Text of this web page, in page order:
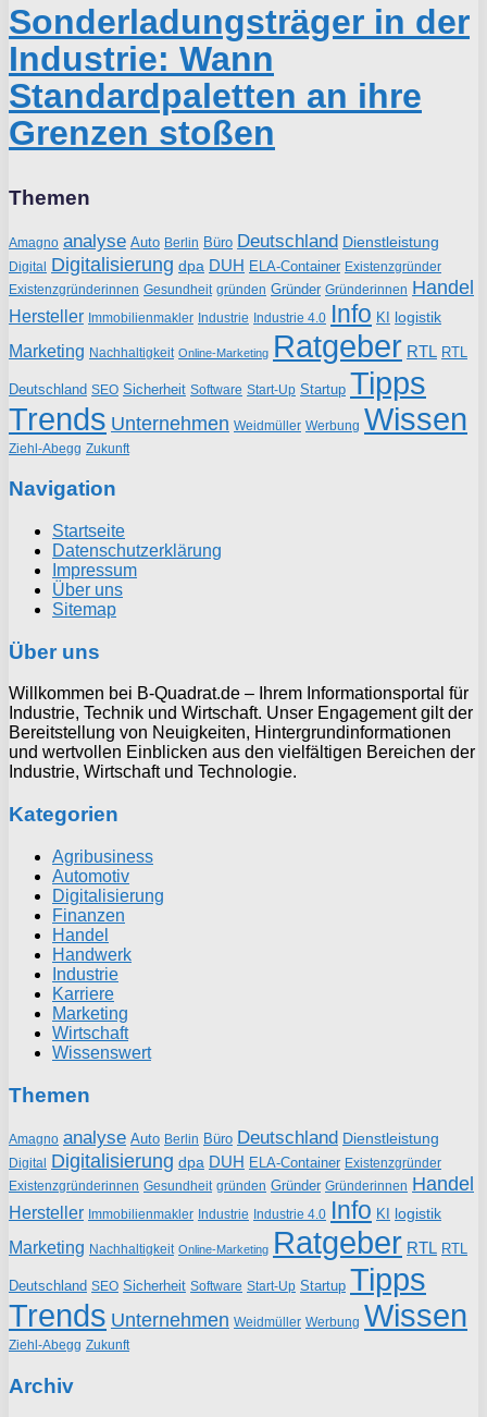
Sonderladungsträger in der
Industrie: Wann
Standardpaletten an ihre
Grenzen stoßen
Themen
Amagno analyse Auto Berlin Büro Deutschland Dienstleistung
Digital Digitalisierung dpa DUH ELA-Container Existenzgründer
Existenzgründerinnen Gesundheit gründen Gründer Gründerinnen Handel
Hersteller Immobilienmakler Industrie Industrie 4.0 Info KI logistik
Marketing Nachhaltigkeit Online-Marketing Ratgeber RTL RTL
Deutschland SEO Sicherheit Software Start-Up Startup Tipps
Trends Unternehmen Weidmüller Werbung Wissen
Ziehl-Abegg Zukunft
Navigation
Startseite
Datenschutzerklärung
Impressum
Über uns
Sitemap
Über uns
Willkommen bei B-Quadrat.de – Ihrem Informationsportal für
Industrie, Technik und Wirtschaft. Unser Engagement gilt der
Bereitstellung von Neuigkeiten, Hintergrundinformationen
und wertvollen Einblicken aus den vielfältigen Bereichen der
Industrie, Wirtschaft und Technologie.
Kategorien
Agribusiness
Automotiv
Digitalisierung
Finanzen
Handel
Handwerk
Industrie
Karriere
Marketing
Wirtschaft
Wissenswert
Themen
Amagno analyse Auto Berlin Büro Deutschland Dienstleistung
Digital Digitalisierung dpa DUH ELA-Container Existenzgründer
Existenzgründerinnen Gesundheit gründen Gründer Gründerinnen Handel
Hersteller Immobilienmakler Industrie Industrie 4.0 Info KI logistik
Marketing Nachhaltigkeit Online-Marketing Ratgeber RTL RTL
Deutschland SEO Sicherheit Software Start-Up Startup Tipps
Trends Unternehmen Weidmüller Werbung Wissen
Ziehl-Abegg Zukunft
Archiv